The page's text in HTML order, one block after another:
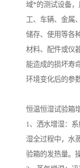
域*的测试设备
工、车辆、金属
储存、使用等各
材料、配件或仪
能造成的损坏寿
环境变化后的参
恒温恒湿试验箱
1、洒水增湿：
湿全过程中，水
验箱的发热量。